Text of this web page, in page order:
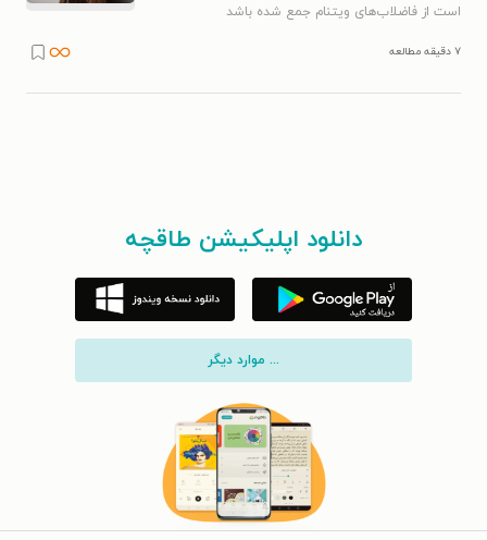
است از فاضلاب‌های ویتنام جمع شده باشد
۷ دقیقه مطالعه
دانلود اپلیکیشن طاقچه
... موارد دیگر